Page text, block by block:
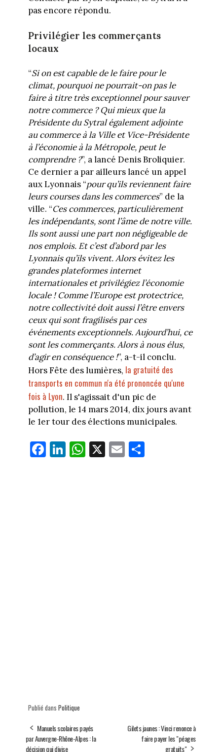
pas encore répondu.
Privilégier les commerçants
locaux
“Si on est capable de le faire pour le
climat, pourquoi ne pourrait-on pas le
faire à titre très exceptionnel pour sauver
notre commerce ? Qui mieux que la
Présidente du Sytral également adjointe
au commerce à la Ville et Vice-Présidente
à l’économie à la Métropole, peut le
comprendre ?”, a lancé Denis Broliquier.
Ce dernier a par ailleurs lancé un appel
aux Lyonnais “pour qu’ils reviennent faire
leurs courses dans les commerces” de la
ville. “Ces commerces, particulièrement
les indépendants, sont l’âme de notre ville.
Ils sont aussi une part non négligeable de
nos emplois. Et c’est d’abord par les
Lyonnais qu’ils vivent. Alors évitez les
grandes plateformes internet
internationales et privilégiez l’économie
locale ! Comme l’Europe est protectrice,
notre collectivité doit aussi l’être envers
ceux qui sont fragilisés par ces
événements exceptionnels. Aujourd’hui, ce
sont les commerçants. Alors à nous élus,
d’agir en conséquence !”, a-t-il conclu.
Hors Fête des lumières, la gratuité des
transports en commun n'a été prononcée qu'une
fois à Lyon. Il s'agissait d'un pic de
pollution, le 14 mars 2014, dix jours avant
le 1er tour des élections municipales.
Fa
ce
Li
nk
W
ha
X E
m
Pa
rt
Publié dans Politique
Manuels scolaires payés
par Auvergne-Rhône-Alpes : la
décision qui divise
Gilets jaunes : Vinci renonce à
faire payer les "péages
gratuits"